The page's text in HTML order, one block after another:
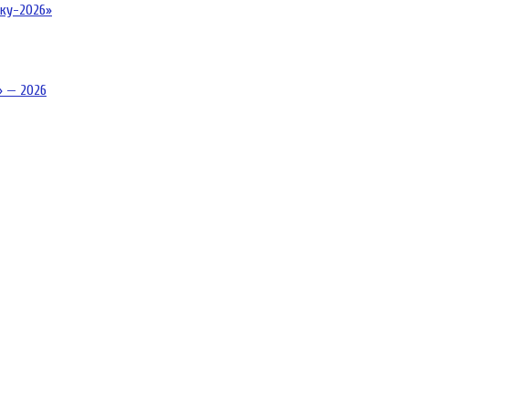
2026»
— 2026